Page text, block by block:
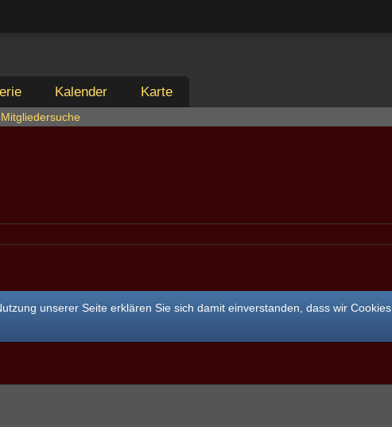
Kalender Karte
Mitgliedersuche
unserer Seite erklären Sie sich damit einverstanden, dass wir Cookies